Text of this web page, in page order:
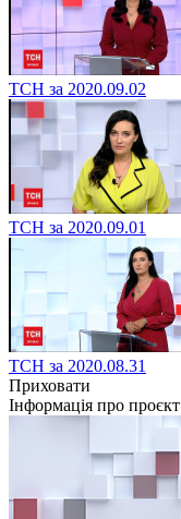
ТСН за 2020.09.02
ТСН за 2020.09.01
ТСН за 2020.08.31
Приховати
Інформація про проєкт